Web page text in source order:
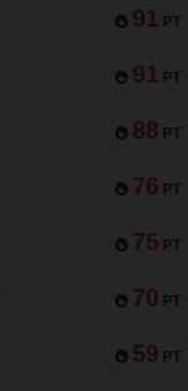
91 PT
91 PT
88 PT
76 PT
75 PT
70 PT
59 PT